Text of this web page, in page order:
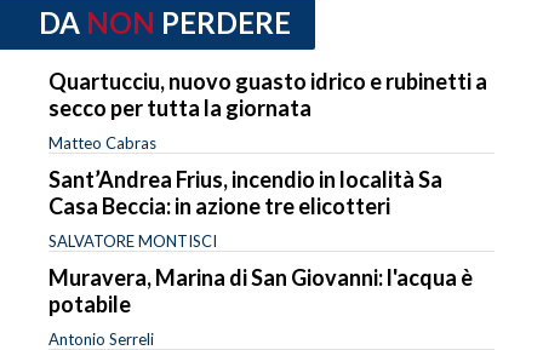
DA NON PERDERE
Quartucciu, nuovo guasto idrico e rubinetti a
secco per tutta la giornata
Matteo Cabras
Sant’Andrea Frius, incendio in località Sa
Casa Beccia: in azione tre elicotteri
SALVATORE MONTISCI
Muravera, Marina di San Giovanni: l'acqua è
potabile
Antonio Serreli